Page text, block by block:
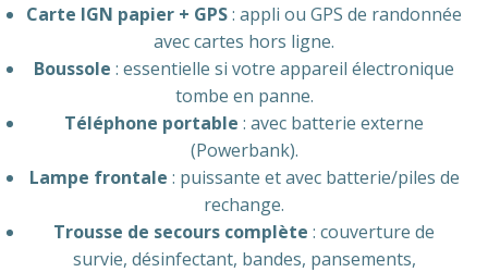
Carte IGN papier + GPS: appli ou GPS de randonnée
avec cartes hors ligne.
Boussole : essentielle si votre appareil électronique
tombe en panne.
Téléphone portable : avec batterie externe
(Powerbank).
Lampe frontale : puissante et avec batterie/piles de
rechange.
Trousse de secours complète : couverture de
survie, désinfectant, bandes, pansements,